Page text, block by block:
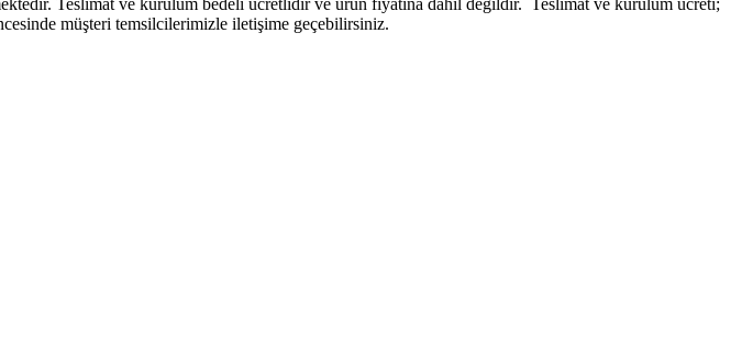
müşteri temsilcilerimizle iletişime geçebilirsiniz.